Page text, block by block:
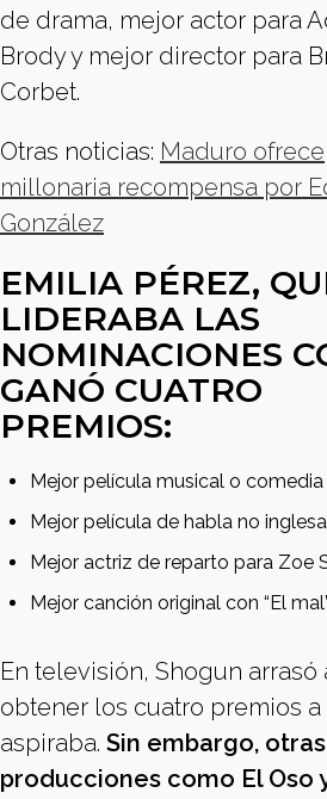
de drama, mejor actor para
Brody y mejor director para
Corbet.
Otras noticias: Maduro ofrece
millonaria recompensa por
González
EMILIA PÉREZ,
LIDERABA LAS
NOMINACIONES
GANÓ CUATRO
PREMIOS:
Mejor película musical o comedia
Mejor película de habla no inglesa
Mejor actriz de reparto para Zoe
Mejor canción original con “El
En televisión, Shogun arrasó
obtener los cuatro premios
aspiraba. Sin embargo, otras
producciones como El Oso